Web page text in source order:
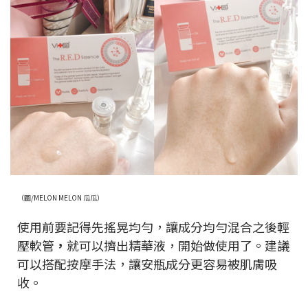
（圖/MELON MELON 瓜瓜）
使用前要記得先搖晃均勻，讓成分均勻混合之後輕
壓軟管 ， 就可以擠出精華液，開始做使用了。建議
可以搭配按摩手法，讓安瓶成分更容易被肌膚吸
收。